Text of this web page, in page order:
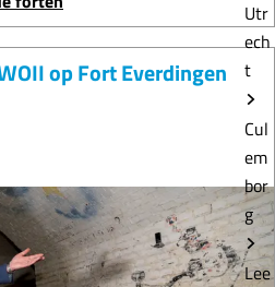
Utr
ech
t
Cul
em
bor
g
Lee
op Fort Everdingen